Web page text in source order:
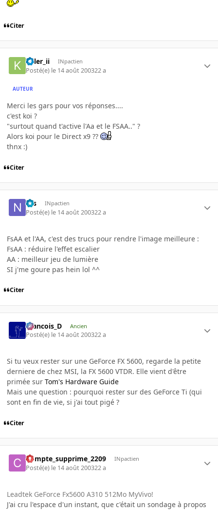
Citer
killer_ii INpactien
Posté(e) le 14 août 200322 a
AUTEUR
Merci les gars pour vos réponses....
c'est koi ?
"surtout quand t'active l'Aa et le FSAA.." ?
Alors koi pour le Direct x9 ??
thnx :)
Citer
Nis INpactien
Posté(e) le 14 août 200322 a
FsAA et l'AA, c'est des trucs pour rendre l'image meilleure :
FsAA : réduire l'effet escalier
AA : meilleur jeu de lumière
SI j'me goure pas hein lol ^^
Citer
Francois_D Ancien
Posté(e) le 14 août 200322 a
Si tu veux rester sur une GeForce FX 5600, regarde la petite
derniere de chez MSI, la FX 5600 VTDR. Elle vient d'être
primée sur Tom's Hardware Guide
Mais une question : pourquoi rester sur des GeForce Ti (qui
sont en fin de vie, si j'ai tout pigé ?
Citer
Compte_supprime_2209 INpactien
Posté(e) le 14 août 200322 a
Leadtek GeForce Fx5600 A310 512Mo MyVivo!
J'ai cru l'espace d'un instant, que c'était un sondage à propos